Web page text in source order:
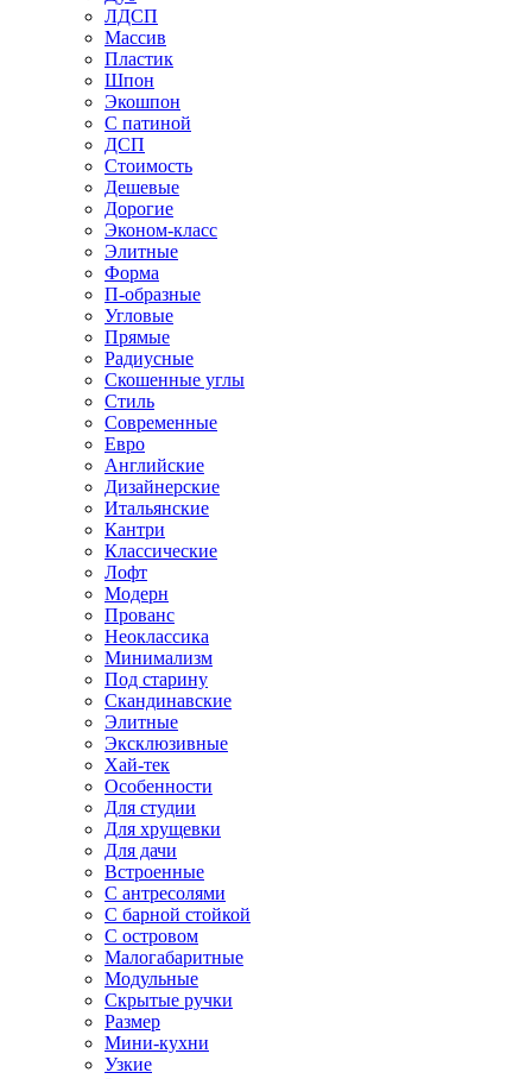
ЛДСП
Массив
Пластик
Шпон
Экошпон
С патиной
ДСП
Стоимость
Дешевые
Дорогие
Эконом-класс
Элитные
Форма
П-образные
Угловые
Прямые
Радиусные
Скошенные углы
Стиль
Современные
Евро
Английские
Дизайнерские
Итальянские
Кантри
Классические
Лофт
Модерн
Прованс
Неоклассика
Минимализм
Под старину
Скандинавские
Элитные
Эксклюзивные
Хай-тек
Особенности
Для студии
Для хрущевки
Для дачи
Встроенные
С антресолями
С барной стойкой
С островом
Малогабаритные
Модульные
Скрытые ручки
Размер
Мини-кухни
Узкие